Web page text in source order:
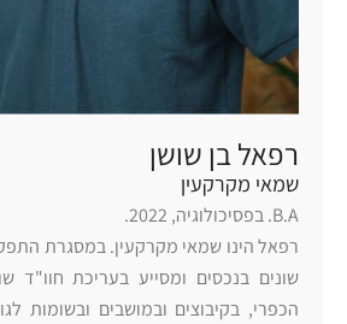
רפאל בן שושן
שמאי מקרקעין
B.A. בפסיכולוגיה, 2022.
רפאל הינו שמאי מקרקעין. במסגרת
שונים בנכסים ומסייע בעריכת חוו"ד
הכפרי, בקיבוצים ובמושבים ובשומות